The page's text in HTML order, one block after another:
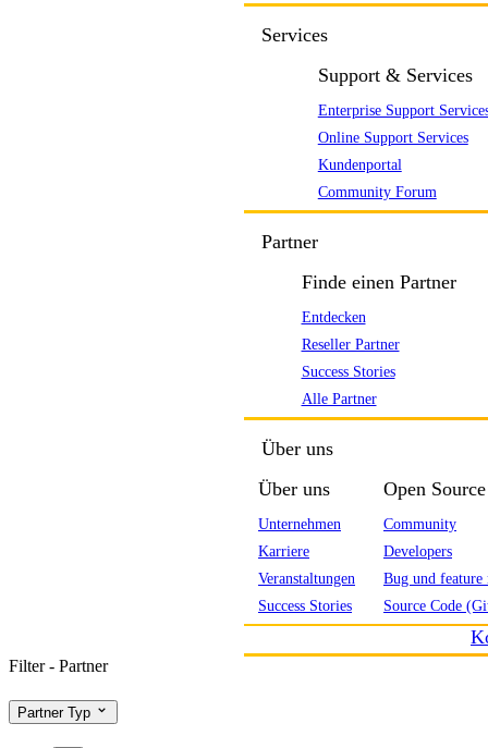
Services
Support & Services
Enterprise Support
Online Support Services
Kundenportal
Community Forum
Partner
Finde einen Partner
Entdecken
Reseller Partner
Success Stories
Alle Partner
Über uns
Über uns
Unternehmen
Karriere
Veranstaltungen
Success Stories
Open Source
Community
Developers
Bug und feature
Source Code
Filter - Partner
Partner Typ